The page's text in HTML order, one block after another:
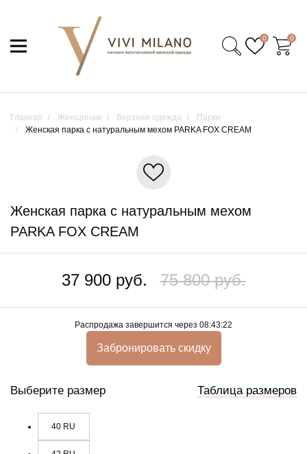
0 0
Главная Женщинам Верхняя одежда
Парки
Женская парка с натуральным мехом PARKA FOX CREAM
Женская парка с натуральным мехом
PARKA FOX CREAM
37 900 руб. 75 800 руб.
Распродажа завершится через 08:43:22
Забронировать скидку
Выберите размер Таблица размеров
40 RU